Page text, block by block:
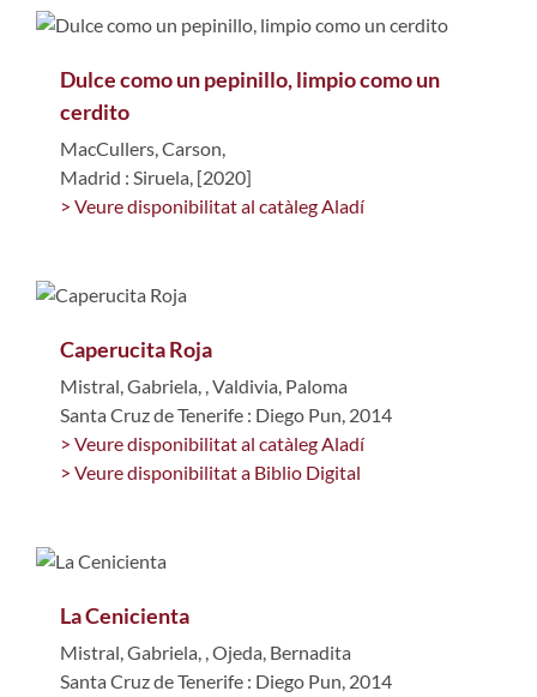
Dulce como un pepinillo, limpio como un
cerdito
MacCullers, Carson,
Madrid : Siruela, [2020]
> Veure disponibilitat al catàleg Aladí
Caperucita Roja
Mistral, Gabriela, ,Valdivia, Paloma
Santa Cruz de Tenerife : Diego Pun, 2014
> Veure disponibilitat al catàleg Aladí
> Veure disponibilitat a Biblio Digital
La Cenicienta
Mistral, Gabriela, ,Ojeda, Bernadita
Santa Cruz de Tenerife : Diego Pun, 2014